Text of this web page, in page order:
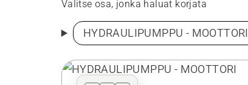
Valitse osa, jonka haluat korjata
HYDRAULIPUMPPU - MOOTTORI